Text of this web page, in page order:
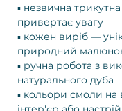
▪️ незвична
привертає увагу
▪️ кожен виріб —
природний
▪️ ручна робота з
натурального дуба
▪️ кольори смоли на